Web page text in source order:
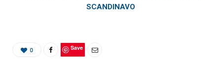
SCANDINAVO
0 Save